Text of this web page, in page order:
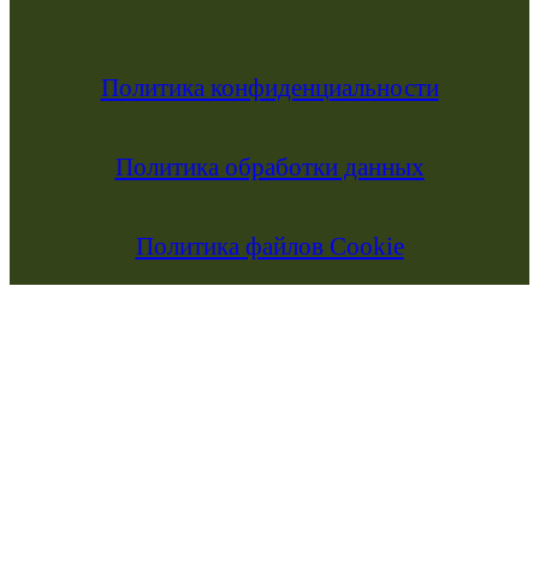
Политика конфиденциальности
Политика обработки данных
Политика файлов Cookie